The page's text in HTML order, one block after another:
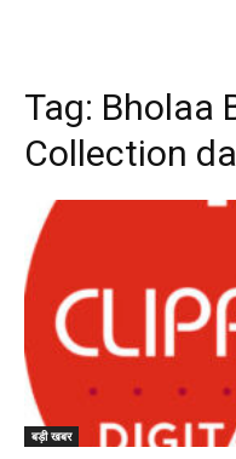
Tag: Bholaa
Collection
बड़ी खबर